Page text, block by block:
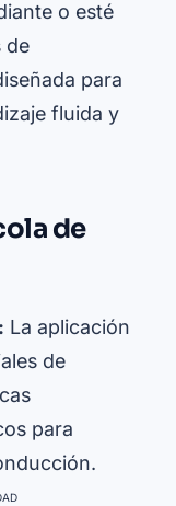
o esté
de
para
fluida y
de
La aplicación
de
para